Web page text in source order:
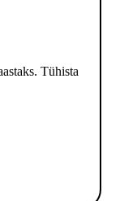
Tühista